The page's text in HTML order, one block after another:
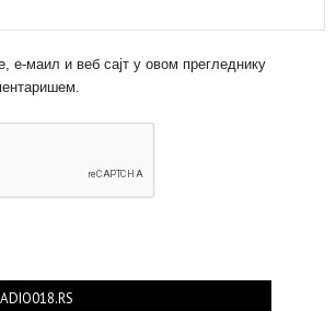
е-маил и веб сајт у овом прегледнику